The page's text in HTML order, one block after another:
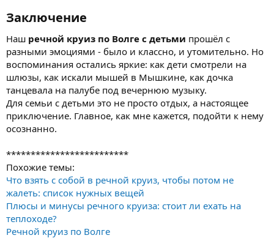
Заключение​
Наш речной круиз по Волге с детьми прошёл с
разными эмоциями - было и классно, и утомительно. Но
воспоминания остались яркие: как дети смотрели на
шлюзы, как искали мышей в Мышкине, как дочка
танцевала на палубе под вечернюю музыку.
Для семьи с детьми это не просто отдых, а настоящее
приключение. Главное, как мне кажется, подойти к нему
осознанно.
*************************
Похожие темы:
Что взять с собой в речной круиз, чтобы потом не
жалеть: список нужных вещей
Плюсы и минусы речного круиза: стоит ли ехать на
теплоходе?
Речной круиз по Волге